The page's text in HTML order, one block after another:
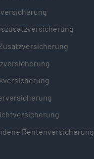
Rentenversicherung